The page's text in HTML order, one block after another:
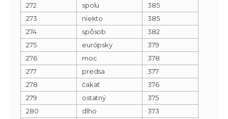
272
spolu
385
273
niekto
385
274
spôsob
382
275
európsky
379
276
moc
378
277
predsa
377
278
čakať
376
279
ostatný
375
280
dlho
373